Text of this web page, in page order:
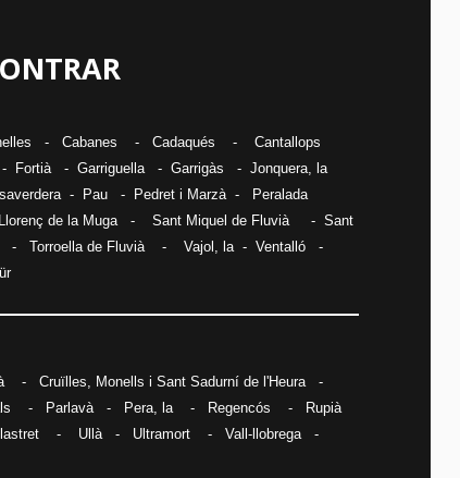
- Cabanes - Cadaqués - Cantallops
Fortià- Garriguella- Garrigàs - Jonquera, la
- Pau - Pedret i Marzà-
Peralada
de la Muga- Sant Miquel de Fluvià- Sant
- Torroella de Fluvià- Vajol, la- Ventalló-
- Cruïlles, Monells i Sant Sadurní de l'Heura-
- Parlavà- Pera, la- Regencós -
Rupià
- Ullà- Ultramort - Vall-llobrega-